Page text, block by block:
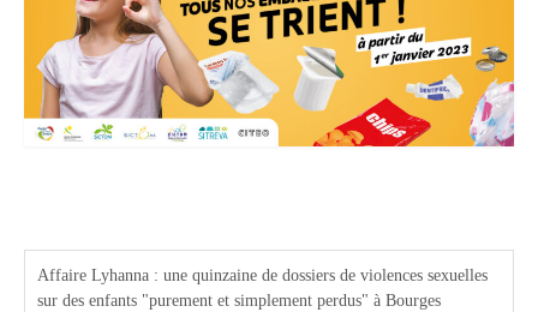
Affaire Lyhanna : une quinzaine de dossiers de violences sexuelles
sur des enfants "purement et simplement perdus" à Bourges